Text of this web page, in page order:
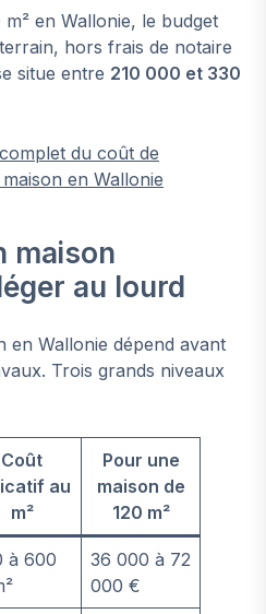
en Wallonie, le budget
hors frais de notaire
situe entre 210 000 et 330
du coût de
en Wallonie
maison
au lourd
en Wallonie dépend avant
Trois grands niveaux
Coût
au
m²
Pour une
maison de
120 m²
à 600
36 000 à 72
000 €